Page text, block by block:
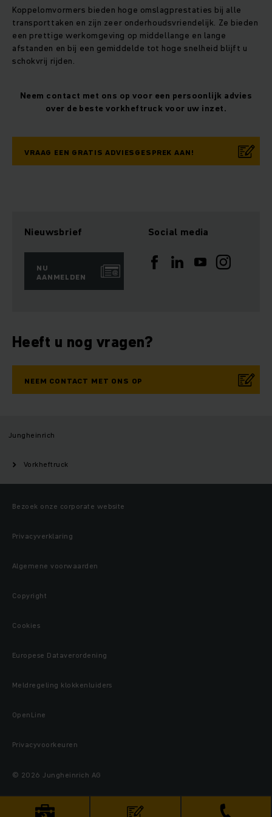
Koppelomvormers bieden hoge omslagprestaties bij alle
transporttaken en zijn zeer onderhoudsvriendelijk. Ze bieden
een prettige werkomgeving op middellange en lange
afstanden en bij een gemiddelde tot hoge snelheid blijft u
schokvrij rijden.
Neem contact met ons op voor een persoonlijk advies
over de beste vorkheftruck voor uw inzet.
VRAAG EEN GRATIS ADVIESGESPREK AAN!
Nieuwsbrief
NU
AANMELDEN
Social media
Heeft u nog vragen?
NEEM CONTACT MET ONS OP
Jungheinrich
Vorkheftruck
Bezoek onze corporate website
Privacyverklaring
Algemene voorwaarden
Copyright
Cookies
Europese Dataverordening
Meldregeling klokkenluiders
OpenLine
Privacyvoorkeuren
© 2026 Jungheinrich AG